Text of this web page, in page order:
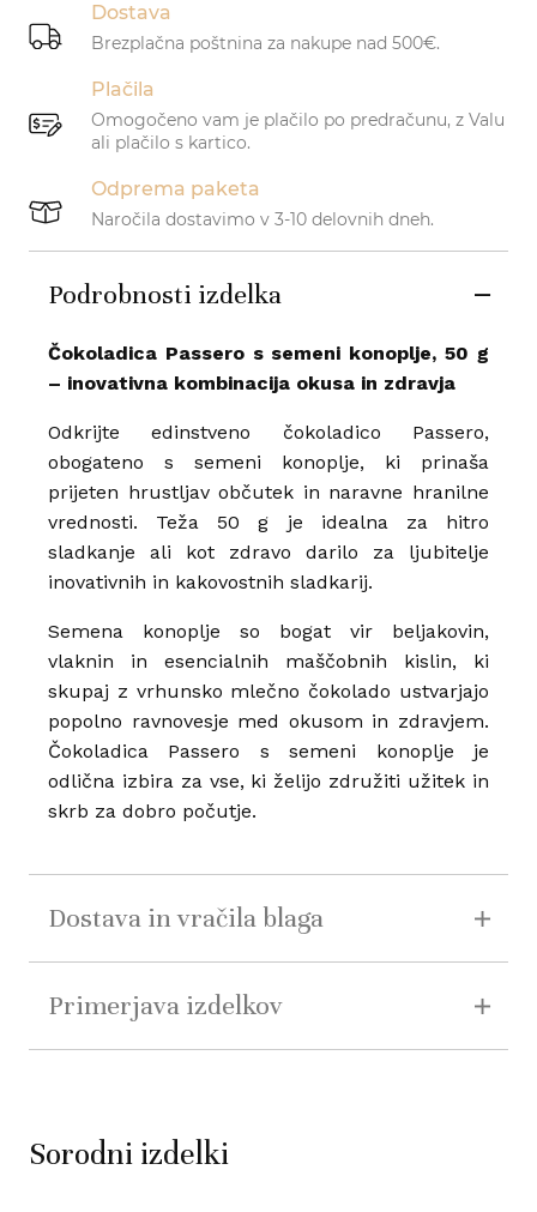
Dostava
Brezplačna poštnina za nakupe nad 500€.
Plačila
Omogočeno vam je plačilo po predračunu, z Valu
ali plačilo s kartico.
Odprema paketa
Naročila dostavimo v 3-10 delovnih dneh.
Podrobnosti izdelka
Čokoladica Passero s semeni konoplje, 50 g
– inovativna kombinacija okusa in zdravja
Odkrijte edinstveno čokoladico Passero,
obogateno s semeni konoplje, ki prinaša
prijeten hrustljav občutek in naravne hranilne
vrednosti. Teža 50 g je idealna za hitro
sladkanje ali kot zdravo darilo za ljubitelje
inovativnih in kakovostnih sladkarij.
Semena konoplje so bogat vir beljakovin,
vlaknin in esencialnih maščobnih kislin, ki
skupaj z vrhunsko mlečno čokolado ustvarjajo
popolno ravnovesje med okusom in zdravjem.
Čokoladica Passero s semeni konoplje je
odlična izbira za vse, ki želijo združiti užitek in
skrb za dobro počutje.
Dostava in vračila blaga
Primerjava izdelkov
Sorodni izdelki